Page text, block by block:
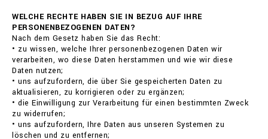
WELCHE RECHTE HABEN SIE IN BEZUG AUF IHRE
PERSONENBEZOGENEN DATEN?
Nach dem Gesetz haben Sie das Recht:
• zu wissen, welche Ihrer personenbezogenen Daten wir
verarbeiten, wo diese Daten herstammen und wie wir diese
Daten nutzen;
• uns aufzufordern, die über Sie gespeicherten Daten zu
aktualisieren, zu korrigieren oder zu ergänzen;
• die Einwilligung zur Verarbeitung für einen bestimmten Zweck
zu widerrufen;
• uns aufzufordern, Ihre Daten aus unseren Systemen zu
löschen und zu entfernen;